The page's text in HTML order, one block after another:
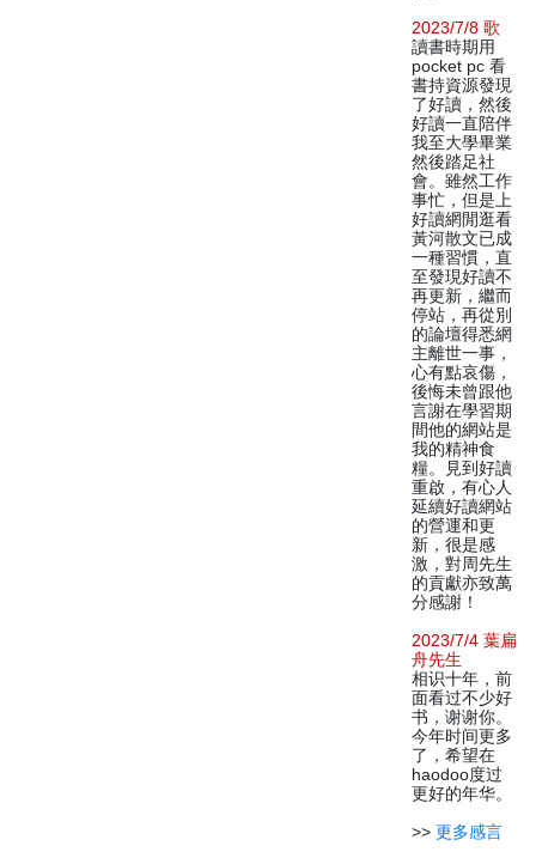
2023/7/8 歌
讀書時期用
pocket pc 看
書持資源發現
了好讀，然後
好讀一直陪伴
我至大學畢業
然後踏足社
會。雖然工作
事忙，但是上
好讀網閒逛看
黃河散文已成
一種習慣，直
至發現好讀不
再更新，繼而
停站，再從別
的論壇得悉網
主離世一事，
心有點哀傷，
後悔未曾跟他
言謝在學習期
間他的網站是
我的精神食
糧。見到好讀
重啟，有心人
延續好讀網站
的營運和更
新，很是感
激，對周先生
的貢獻亦致萬
分感謝！
2023/7/4 葉扁
舟先生
相识十年，前
面看过不少好
书，谢谢你。
今年时间更多
了，希望在
haodoo度过
更好的年华。
>> 更多感言